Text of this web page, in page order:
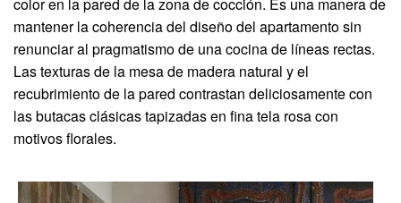
color en la pared de la zona de cocción. Es una manera de
mantener la coherencia del diseño del apartamento sin
renunciar al pragmatismo de una cocina de líneas rectas.
Las texturas de la mesa de madera natural y el
recubrimiento de la pared contrastan deliciosamente con
las butacas clásicas tapizadas en fina tela rosa con
motivos florales.